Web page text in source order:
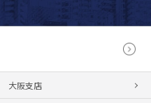
大阪支店